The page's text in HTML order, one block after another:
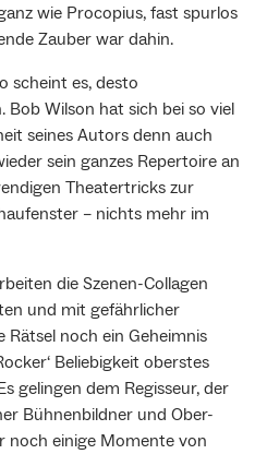
wie Procopius, fast spurlos
Zauber war dahin.
scheint es, desto
Bob Wilson hat sich bei so viel
seines Autors denn auch
sein ganzes Repertoire an
Theatertricks zur
– nichts mehr im
die Szenen-Collagen
und mit gefährlicher
Rätsel noch ein Geheimnis
Beliebigkeit oberstes
gelingen dem Regisseur, der
Bühnenbildner und Ober-
noch einige Momente von